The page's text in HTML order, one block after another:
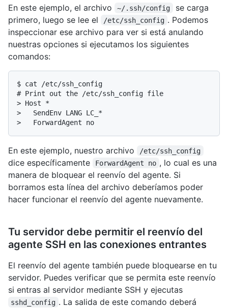
En este ejemplo, el archivo ~/.ssh/config
se carga
primero, luego se lee el
/etc/ssh_config . Podemos
inspeccionar ese archivo para ver si está anulando
nuestras opciones si ejecutamos los siguientes
comandos:
$ cat /etc/ssh_config
# Print out the /etc/ssh_config file
> Host *
>   SendEnv LANG LC_*
>   ForwardAgent no
En este ejemplo, nuestro archivo /etc/ssh_config
dice específicamente ForwardAgent no , lo cual es una
manera de bloquear el reenvío del agente. Si
borramos esta línea del archivo deberíamos poder
hacer funcionar el reenvío del agente nuevamente.
Tu servidor debe permitir el reenvío del
agente SSH en las conexiones entrantes
El reenvío del agente también puede bloquearse en tu
servidor. Puedes verificar que se permita este reenvío
si entras al servidor mediante SSH y ejecutas
sshd_config . La salida de este comando deberá